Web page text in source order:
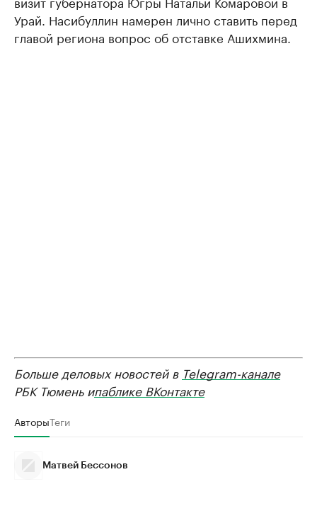
Урай. Насибуллин намерен лично ставить перед
главой региона вопрос об отставке Ашихмина.
Больше деловых новостей в Telegram-канале
РБК Тюмень ипаблике ВКонтакте
АвторыТеги
Матвей Бессонов